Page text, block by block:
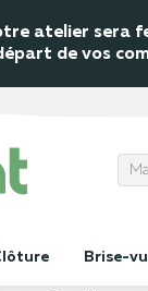
atelier sera
de vos
Brise-